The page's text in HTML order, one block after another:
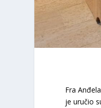
Fra
je uručio